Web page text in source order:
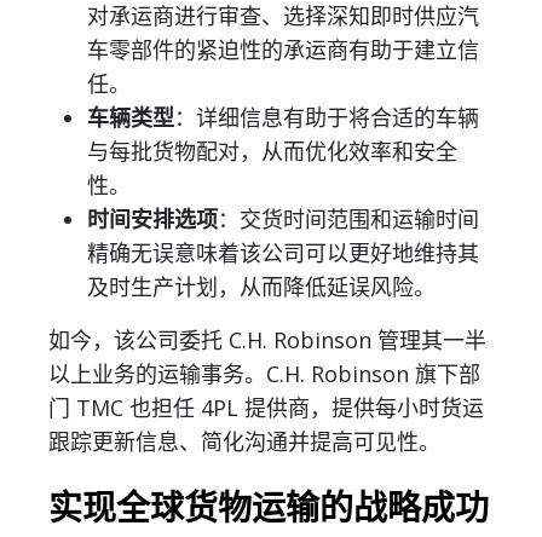
对承运商进行审查、选择深知即时供应汽
车零部件的紧迫性的承运商有助于建立信
任。
车辆类型：详细信息有助于将合适的车辆
与每批货物配对，从而优化效率和安全
性。
时间安排选项：交货时间范围和运输时间
精确无误意味着该公司可以更好地维持其
及时生产计划，从而降低延误风险。
如今，该公司委托 C.H. Robinson 管理其一半
以上业务的运输事务。C.H. Robinson 旗下部
门 TMC 也担任 4PL 提供商，提供每小时货运
跟踪更新信息、简化沟通并提高可见性。
实现全球货物运输的战略成功